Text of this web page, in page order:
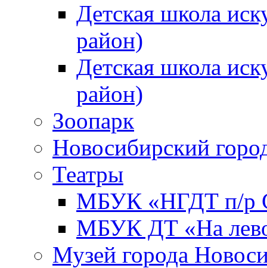
Детская школа
район)
Детская школа
район)
Зоопарк
Новосибирский
Театры
МБУК «НГДТ п/р
МБУК ДТ «На
Музей города